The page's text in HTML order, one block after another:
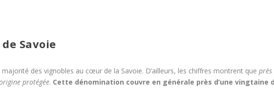
Savoie
des vignobles au cœur de la Savoie. D’ailleurs, les chiffres montrent que près
protégée. Cette dénomination couvre en générale près d’une vingtaine